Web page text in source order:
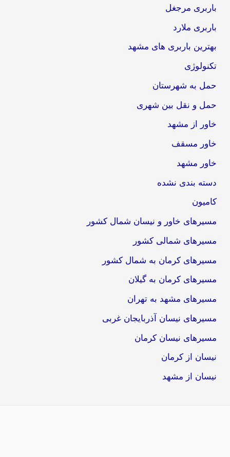
باربری مرجغل
باربری ملارد
بهترین باربری های مشهد
تکنولوژی
حمل به شهرستان
حمل و نقل بین شهری
خاور از مشهد
خاور مسقف
خاور مشهد
دسته بندی نشده
کامیون
مسیرهای خاور و نیسان شمال کشور
مسیرهای شمالی کشور
مسیرهای کرمان به شمال کشور
مسیرهای کرمان به گیلان
مسیرهای مشهد به تهران
مسیرهای نیسان آذربایجان غربی
مسیرهای نیسان کرمان
نیسان از کرمان
نیسان از مشهد